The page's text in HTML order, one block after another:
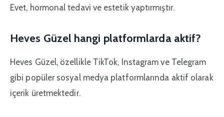
Evet, hormonal tedavi ve estetik yaptırmıştır.
Heves Güzel hangi platformlarda aktif?
Heves Güzel, özellikle TikTok, Instagram ve Telegram
gibi popüler sosyal medya platformlarında aktif olarak
içerik üretmektedir.